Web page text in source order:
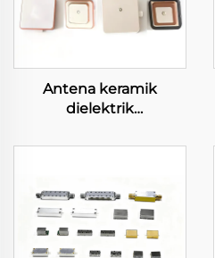
Antena keramik
dielektrik